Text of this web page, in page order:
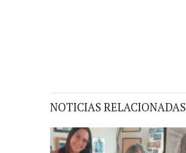
NOTICIAS RELACIONADAS